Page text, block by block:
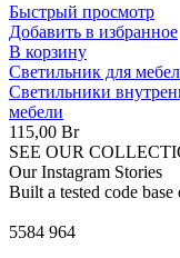
Быстрый просмотр
Добавить в избранное
В корзину
Светильник для
Светильники
мебели
115,00 Br
SEE OUR
Our Instagram Stories
Built a tested code
5584 964